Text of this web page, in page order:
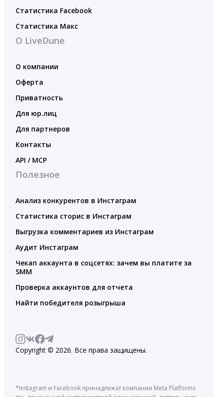
Статистика Facebook
Статистика Макс
О LiveDune
О компании
Оферта
Приватность
Для юр.лиц
Для партнеров
Контакты
API / MCP
Полезное
Анализ конкурентов в Инстаграм
Статистика сторис в Инстаграм
Выгрузка комментариев из Инстаграм
Аудит Инстаграм
Чекап аккаунта в соцсетях: зачем вы платите за
SMM
Проверка аккаунтов для отчета
Найти победителя розыгрыша
Copyright © 2026. Все права защищены.
*Instagram и Facebook принадлежат компании Meta Platforms